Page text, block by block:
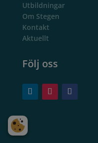
Utbildningar
Om Stegen
Kontakt
Aktuellt
Följ oss